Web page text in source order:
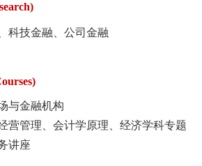
科技金融、公司金融
与金融机构
营管理、会计学原理、经济学科专题
讲座